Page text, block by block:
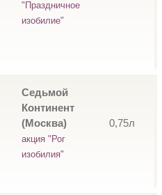
"Праздничное
изобилие"
Седьмой
Континент
(Москва)
акция "Рог
изобилия"
0,75л